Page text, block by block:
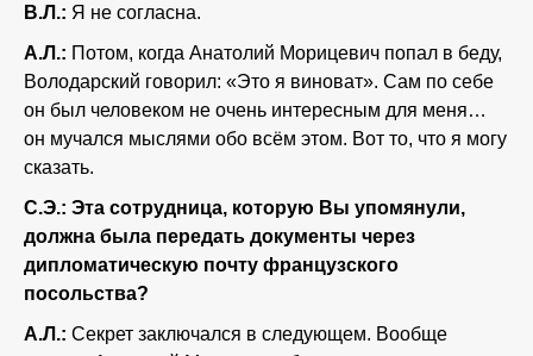
В.Л.: Я не согласна.
А.Л.: Потом, когда Анатолий Морицевич попал в беду,
Володарский говорил: «Это я виноват». Сам по себе
он был человеком не очень интересным для меня…
он мучался мыслями обо всём этом. Вот то, что я могу
сказать.
С.Э.: Эта сотрудница, которую Вы упомянули,
должна была передать документы через
дипломатическую почту французского
посольства?
А.Л.: Секрет заключался в следующем. Вообще